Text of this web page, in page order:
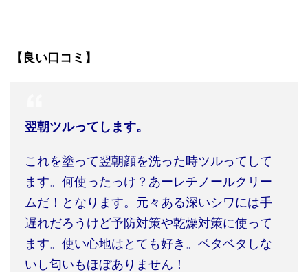
【良い口コミ】
翌朝ツルってします。
これを塗って翌朝顔を洗った時ツルってして
ます。何使ったっけ？あーレチノールクリー
ムだ！となります。元々ある深いシワには手
遅れだろうけど予防対策や乾燥対策に使って
ます。使い心地はとても好き。ベタベタしな
いし匂いもほぼありません！